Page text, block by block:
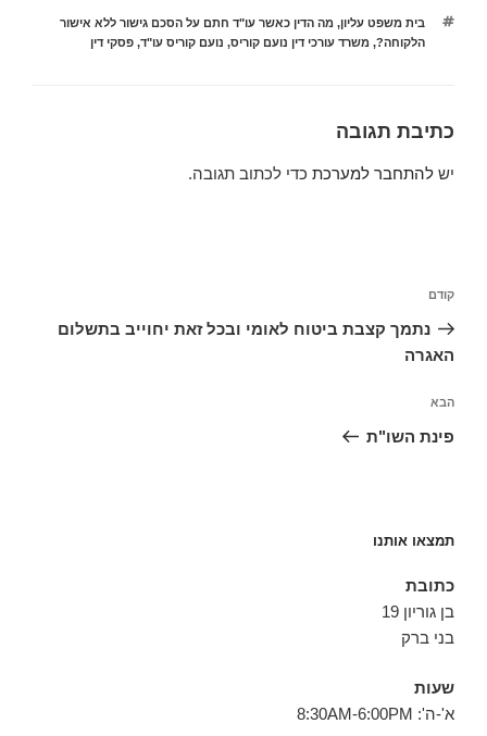
תגיות
בית משפט עליון, מה הדין כאשר עו"ד חתם על הסכם גישור ללא אישור
הלקוחה?, משרד עורכי דין נועם קוריס, נועם קוריס עו"ד,פסקי דין
כתיבת תגובה
יש להתחבר למערכת כדי לכתוב תגובה.
הפוסט
הקודם
קודם
נתמך קצבת ביטוח לאומי ובכל זאת יחוייב בתשלום
האגרה
הפוסט
הבא
הבא
פינת השו"ת
תמצאו אותנו
כתובת
בן גוריון 19
בני ברק
שעות
א'-ה': 8:30AM-6:00PM